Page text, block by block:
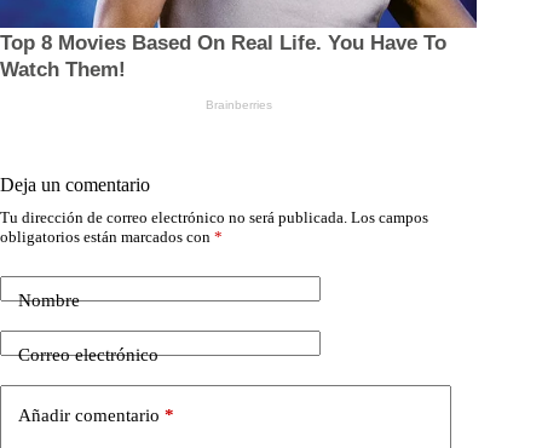
Deja un comentario
Tu dirección de correo electrónico no será publicada. Los campos
obligatorios están marcados con *
Nombre
Correo electrónico
Añadir comentario *